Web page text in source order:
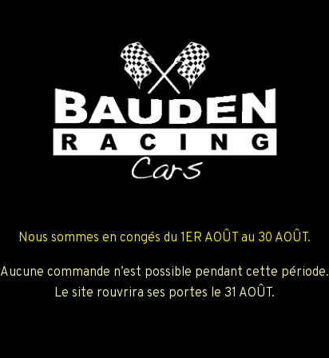
Nous sommes en congés du 1ER AOÛT au 30 AOÛT.
Aucune commande n’est possible pendant cette période.
Le site rouvrira ses portes le 31 AOÛT.